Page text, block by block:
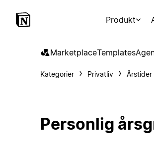
Produkt
MarketplaceTemplates
Kategorier Privatliv Årstider
Personlig